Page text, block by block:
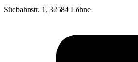
Südbahnstr. 1, 32584 Löhne